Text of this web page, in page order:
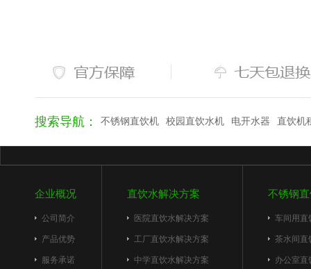
搜索导航： 不锈钢直饮机 校园直饮水机 电开水器 直饮机
企业概况
公司简介
产品优势
服务承诺
直饮水解决方案
医院直饮水解决方案
工厂直饮水解决方案
中学直饮水解决方案
不锈钢
车间用直
茶水间直
办公室直